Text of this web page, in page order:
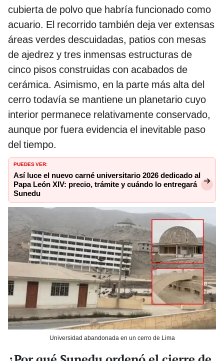
cubierta de polvo que habría funcionado como
acuario. El recorrido también deja ver extensas
áreas verdes descuidadas, patios con mesas
de ajedrez y tres inmensas estructuras de
cinco pisos construidas con acabados de
cerámica. Asimismo, en la parte más alta del
cerro todavía se mantiene un planetario cuyo
interior permanece relativamente conservado,
aunque por fuera evidencia el inevitable paso
del tiempo.
PUEDES VER:
Así luce el nuevo carné universitario 2026 dedicado al
Papa León XIV: precio, trámite y cuándo lo entregará
Sunedu
Universidad abandonada en un cerro de Lima